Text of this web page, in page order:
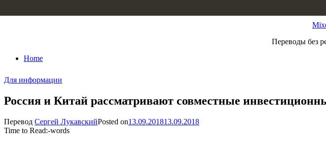
Переводы без
Home
Для информации
Россия и Китай рассматривают совместные
Перевод Сергей ЛукавскийPosted on13.09.201813.09.2018
Time to Read:-words